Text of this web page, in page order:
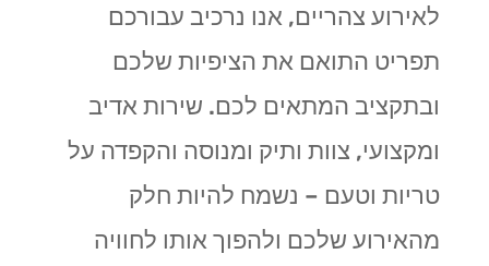
לאירוע צהריים, אנו נרכיב עבורכם
תפריט התואם את הציפיות שלכם
ובתקציב המתאים לכם. שירות אדיב
ומקצועי, צוות ותיק ומנוסה והקפדה על
טריות וטעם – נשמח להיות חלק
מהאירוע שלכם ולהפוך אותו לחוויה